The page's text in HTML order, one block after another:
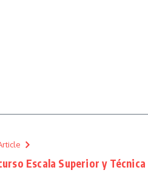
Escala Superior y